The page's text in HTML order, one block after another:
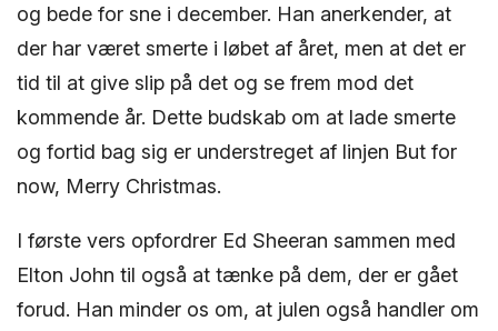
og bede for sne i december. Han anerkender, at
der har været smerte i løbet af året, men at det er
tid til at give slip på det og se frem mod det
kommende år. Dette budskab om at lade smerte
og fortid bag sig er understreget af linjen But for
now, Merry Christmas.
I første vers opfordrer Ed Sheeran sammen med
Elton John til også at tænke på dem, der er gået
forud. Han minder os om, at julen også handler om